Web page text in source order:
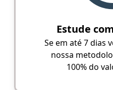
Estude
Se em até 7 dias
nossa
100% do